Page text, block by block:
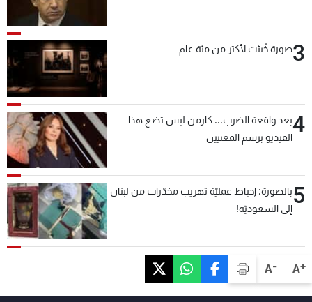
A+
A-
3صورة خُبئت لأكثر من مئة عام
4بعد واقعة الضرب... كارمن لبس تضع هذا
الفيديو برسم المعنيين
5بالصورة: إحباط عمليّة تهريب مخدّرات من لبنان
إلى السعوديّة!